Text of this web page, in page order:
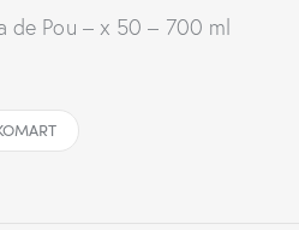
de Pou – x 50 – 700 ml